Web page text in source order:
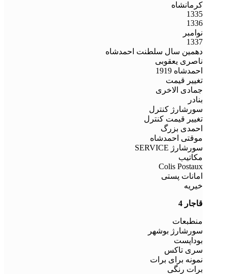
کرمانشاه
1335
1336
نوامبر
1337
دهمین سال سلطنت احمدشاه
ناصری یعقوبی
احمدشاه 1919
تغییر قیمت
جمادی الاخری
بنادر
سورشارژ کنترل
تغییر قیمت کنترل
احمدی بزرگ
موقتی احمدشاه
سورشارژ SERVICE
مکاتیب
Colis Postaux
امانات پستی
خیریه
قاجار 4
منطبعات
سورشارژ بوشهر
بوداپست
سری تاکس
نمونه برای برات
برات رنگی